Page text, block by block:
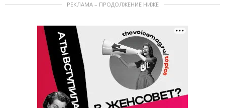
РЕКЛАМА – ПРОДОЛЖЕНИЕ НИЖЕ